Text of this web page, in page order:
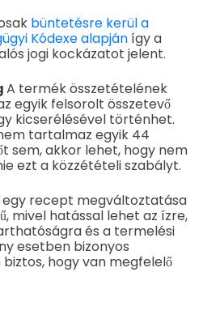
büntetésre kerül a
Kódexe alapjánígy a
jogi kockázatot jelent.
A termék összetételének
egyik felsorolt összetevő
kicserélésével történhet.
tartalmaz egyik 44
sem, akkor lehet, hogy nem
ezt a közzétételi szabályt.
egy recept megváltoztatása
mivel hatással lehet az ízre,
és a termelési
esetben bizonyos
hogy van megfelelő